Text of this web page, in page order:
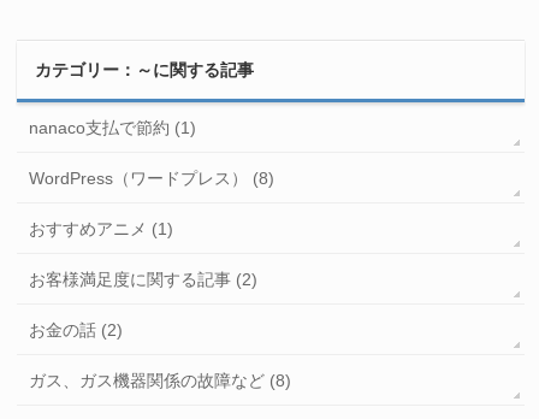
カテゴリー：～に関する記事
nanaco支払で節約 (1)
WordPress（ワードプレス） (8)
おすすめアニメ (1)
お客様満足度に関する記事 (2)
お金の話 (2)
ガス、ガス機器関係の故障など (8)